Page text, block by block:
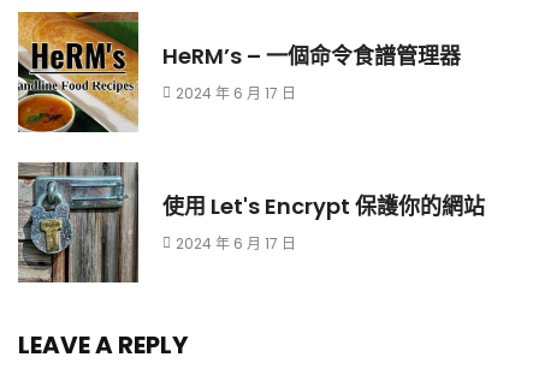
HeRM’s – 一個命令食譜管理器
2024 年 6 月 17 日
使用 Let's Encrypt 保護你的網站
2024 年 6 月 17 日
LEAVE A REPLY